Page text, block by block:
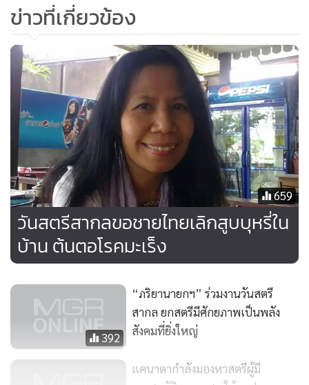
ข่าวที่เกี่ยวข้อง
659
วันสตรีสากลขอชายไทยเลิกสูบบุหรี่ใน
บ้าน ต้นตอโรคมะเร็ง
392
“ภริยานายกฯ” ร่วมงานวันสตรี
สากล ยกสตรีมีศักยภาพเป็นพลัง
สังคมที่ยิ่งใหญ่
แคนาดากำลังมองหาสตรีผู้มี